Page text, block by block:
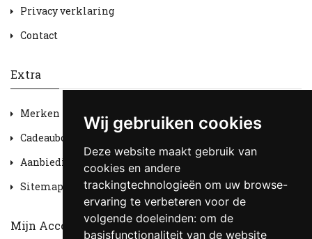
Wij gebruiken cookies
Deze website maakt gebruik van
cookies en andere
trackingtechnologieën om uw browse-
ervaring te verbeteren voor de
volgende doeleinden: om de
basisfunctionaliteit van de website
Privacy verklaring
Contact
Extra
Merken
Cadeaubon
Aanbiedingen
Sitemap
Mijn Account